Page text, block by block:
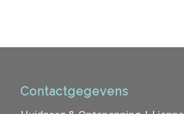
Contactgegevens